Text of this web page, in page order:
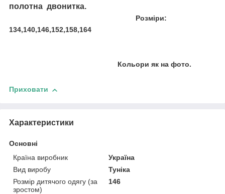
полотна двонитка.
Розміри:
134,140,146,152,158,164
Кольори як на фото.
Приховати
Характеристики
Основні
Країна виробник
Україна
Вид виробу
Туніка
Розмір дитячого одягу (за
зростом)
146